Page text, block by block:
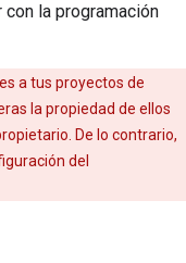
la programación
a tus proyectos de
la propiedad de ellos
De lo contrario,
del